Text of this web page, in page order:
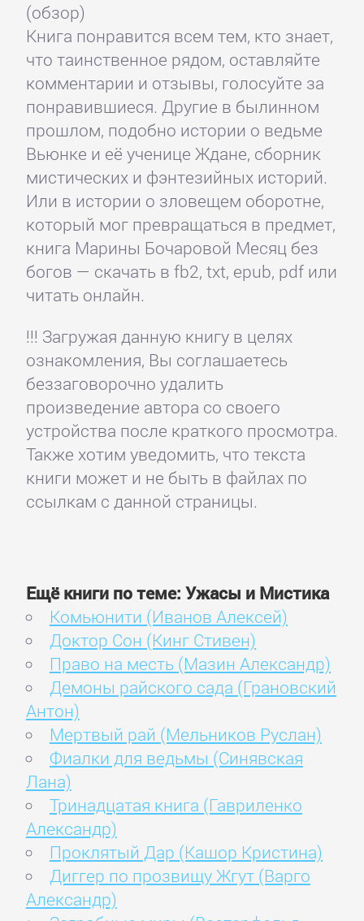
(обзор)
Книга понравится всем тем, кто знает,
что таинственное рядом, оставляйте
комментарии и отзывы, голосуйте за
понравившиеся. Другие в былинном
прошлом, подобно истории о ведьме
Вьюнке и её ученице Ждане, сборник
мистических и фэнтезийных историй.
Или в истории о зловещем оборотне,
который мог превращаться в предмет,
книга Марины Бочаровой Месяц без
богов — скачать в fb2, txt, epub, pdf или
читать онлайн.
!!! Загружая данную книгу в целях
ознакомления, Вы соглашаетесь
беззаговорочно удалить
произведение автора со своего
устройства после краткого просмотра.
Также хотим уведомить, что текста
книги может и не быть в файлах по
ссылкам с данной страницы.
Ещё книги по теме: Ужасы и Мистика
Комьюнити (Иванов Алексей)
Доктор Сон (Кинг Стивен)
Право на месть (Мазин Александр)
Демоны райского сада (Грановский
Антон)
Мертвый рай (Мельников Руслан)
Фиалки для ведьмы (Синявская
Лана)
Тринадцатая книга (Гавриленко
Александр)
Проклятый Дар (Кашор Кристина)
Диггер по прозвищу Жгут (Варго
Александр)